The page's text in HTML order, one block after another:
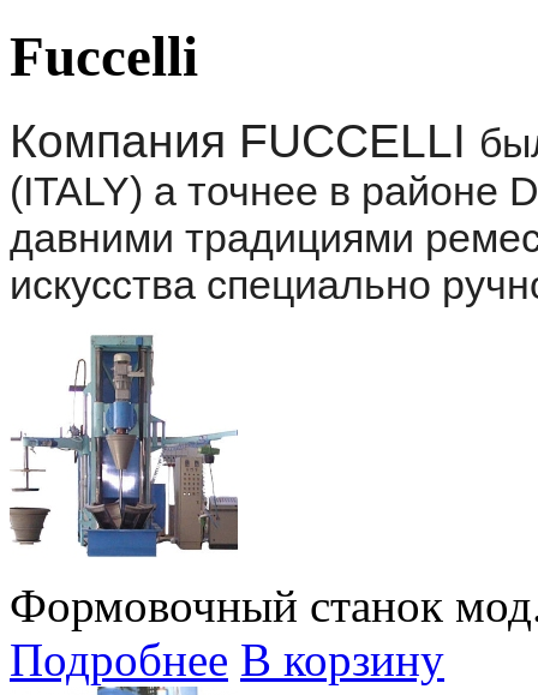
Fuccelli
Компания FUCCELLI
(ITALY) а точнее в районе
давними традициями
искусства специально
Формовочный станок
Подробнее В корзину